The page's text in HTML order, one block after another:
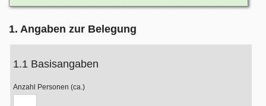
1. Angaben zur Belegung
1.1 Basisangaben
Anzahl Personen (ca.)